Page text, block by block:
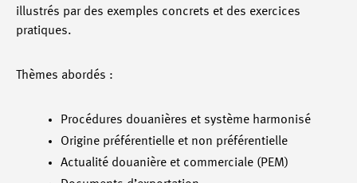
illustrés par des exemples concrets et des exercices
pratiques.
Thèmes abordés :
Procédures douanières et système harmonisé
Origine préférentielle et non préférentielle
Actualité douanière et commerciale (PEM)